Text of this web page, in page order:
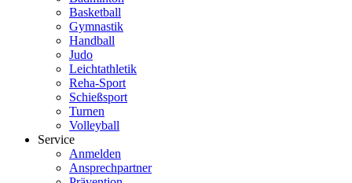
Basketball
Gymnastik
Handball
Judo
Leichtathletik
Reha-Sport
Schießsport
Turnen
Volleyball
Service
Anmelden
Ansprechpartner